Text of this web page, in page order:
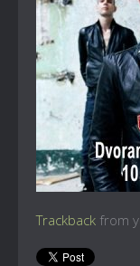
Trackback from